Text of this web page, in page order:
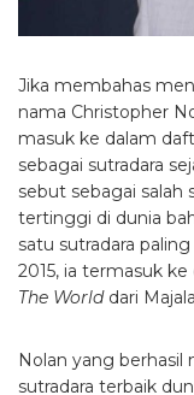
Jika membahas
nama Christopher
masuk ke dalam
sebagai sutradara
sebut sebagai salah
tertinggi di dunia
satu sutradara
2015, ia termasuk ke
The World dari
Nolan yang berhasil
sutradara terbaik